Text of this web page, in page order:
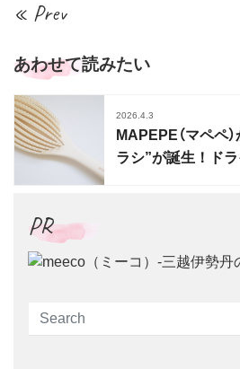
« Prev
あわせて読みたい
2026.4.3
MAPEPE（マペペ
ラシ”が誕生！ド
PR